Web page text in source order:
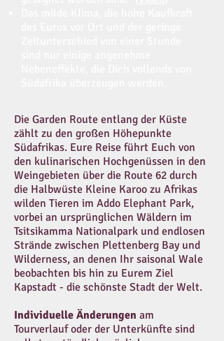
Die Garden Route entlang der Küste
zählt zu den großen Höhepunkte
Südafrikas. Eure Reise führt Euch von
den kulinarischen Hochgenüssen in den
Weingebieten über die Route 62 durch
die Halbwüste Kleine Karoo zu Afrikas
wilden Tieren im Addo Elephant Park,
vorbei an ursprünglichen Wäldern im
Tsitsikamma Nationalpark und endlosen
Strände zwischen Plettenberg Bay und
Wilderness, an denen Ihr saisonal Wale
beobachten bis hin zu Eurem Ziel
Kapstadt - die schönste Stadt der Welt.
Individuelle Änderungen am
Tourverlauf oder der Unterkünfte sind